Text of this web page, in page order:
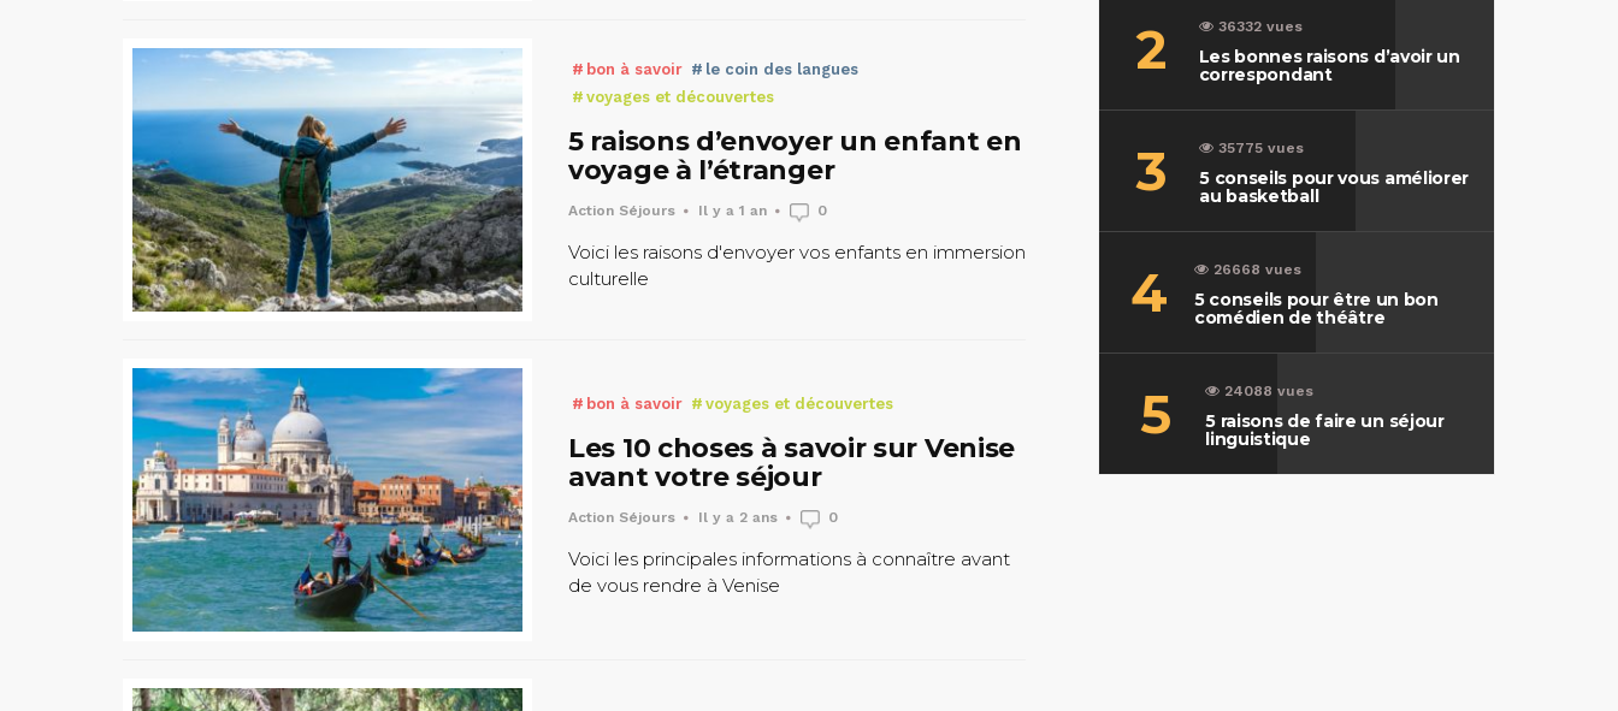
bon à savoir
le coin des langues
voyages et découvertes
5 raisons d’envoyer un enfant en
voyage à l’étranger
Action Séjours Il y a 1 an 0
Voici les raisons d'envoyer vos enfants en immersion
culturelle
bon à savoir voyages et découvertes
Les 10 choses à savoir sur Venise
avant votre séjour
Action Séjours Il y a 2 ans 0
Voici les principales informations à connaître avant
de vous rendre à Venise
2 36332 vues
Les bonnes raisons d’avoir un
correspondant
3 35775 vues
5 conseils pour vous améliorer
au basketball
4 26668 vues
5 conseils pour être un bon
comédien de théâtre
5 24088 vues
5 raisons de faire un séjour
linguistique